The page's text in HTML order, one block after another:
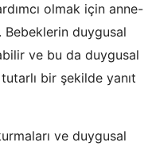
olmak için anne-
Bebeklerin duygusal
ve bu da duygusal
bir şekilde yanıt
ve duygusal